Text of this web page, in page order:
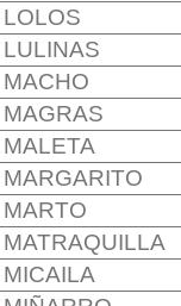
LOLOS
LULINAS
MACHO
MAGRAS
MALETA
MARGARITO
MARTO
MATRAQUILLA
MICAILA